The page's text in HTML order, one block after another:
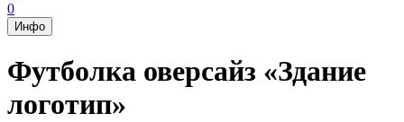
0
Инфо
Футболка оверсайз «Здание
логотип»